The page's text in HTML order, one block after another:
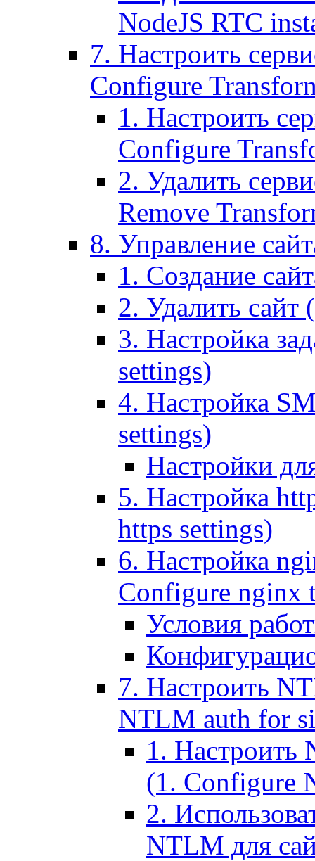
NodeJS RTC
7. Настроить
Configure
1. Настроить
Configure
2. Удалить
Remove
8. Управление
1. Создание
2. Удалить сайт
3. Настройка
settings)
4. Настройка
settings)
Настройки
5. Настройка
https settings)
6. Настройка
Configure nginx
Условия
7. Настроить
NTLM auth for
1. Настроить
(1. Configure
2.
NTLM для